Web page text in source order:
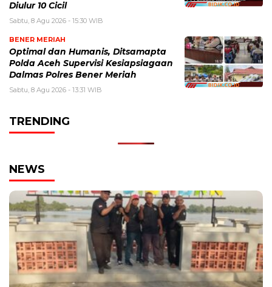
Diulur 10 Cicil
Sabtu, 8 Agu 2026 - 15:30 WIB
BENER MERIAH
Optimal dan Humanis, Ditsamapta
Polda Aceh Supervisi Kesiapsiagaan
Dalmas Polres Bener Meriah
Sabtu, 8 Agu 2026 - 13:31 WIB
TRENDING
NEWS